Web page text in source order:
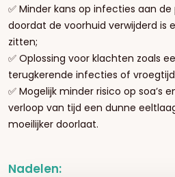
✅ Minder kans op infecties aan
doordat de voorhuid verwijderd is
zitten;
✅ Oplossing voor klachten zoals
terugkerende infecties of
✅ Mogelijk minder risico op soa’s
verloop van tijd een dunne
moeilijker doorlaat.
Nadelen: